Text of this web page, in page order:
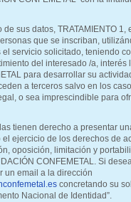
sus datos, TRATAMIENTO 1,
que se inscriban,
servicio solicitado, teniendo
del interesado /a, interés
para desarrollar su
a terceros salvo en los
o sea imprescindible para
tienen derecho a presentar
el ejercicio de los derechos de
oposición, limitación y
CONFEMETAL. Si
un email a la dirección
concretando su
Nacional de Identidad”.